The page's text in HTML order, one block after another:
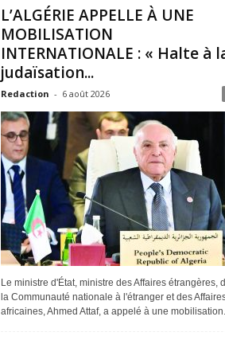
L’ALGÉRIE APPELLE À UNE
MOBILISATION
INTERNATIONALE : « Halte à
judaïsation...
Redaction - 6 août 2026
Le ministre d'État, ministre des Affaires étrangères,
la Communauté nationale à l'étranger et des
africaines, Ahmed Attaf, a appelé à une